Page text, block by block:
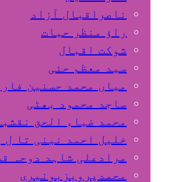
ناصراقبال آزاد
راؤ منظر حیات
شوکت اقبال
سید معظم حئی
میاں محمد حسنین
ساجد محمود بھٹی
محمد ضیاء الحق
خلیل احمد نینی تا ل
مرادعلی شاہد دوحہ
محمدپرویزبونیری